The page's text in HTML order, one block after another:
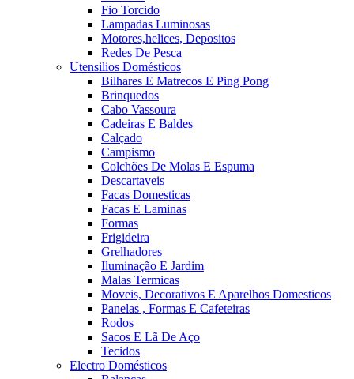
Fio Torcido
Lampadas Luminosas
Motores,helices, Depositos
Redes De Pesca
Utensilios Domésticos
Bilhares E Matrecos E Ping Pong
Brinquedos
Cabo Vassoura
Cadeiras E Baldes
Calçado
Campismo
Colchões De Molas E Espuma
Descartaveis
Facas Domesticas
Facas E Laminas
Formas
Frigideira
Grelhadores
Iluminação E Jardim
Malas Termicas
Moveis, Decorativos E Aparelhos Domesticos
Panelas , Formas E Cafeteiras
Rodos
Sacos E Lã De Aço
Tecidos
Electro Domésticos